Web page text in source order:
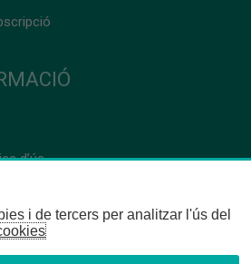
d’ús
i de tercers per analitzar l'ús del